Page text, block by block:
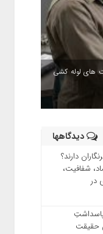
های لوله کشی
دیدگاهها
دارند؟
شفافیت،
در
پاسداشتِ
حقیقت